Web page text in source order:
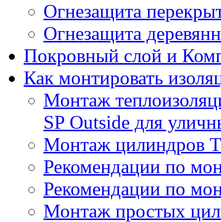
Огнезащита
Огнезащита
Покровный слой и
Как монтировать
Монтаж
SP Outside для
Монтаж
Рекомендации по
Рекомендации по
Монтаж простых